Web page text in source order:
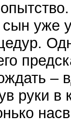
уже
–
руки в